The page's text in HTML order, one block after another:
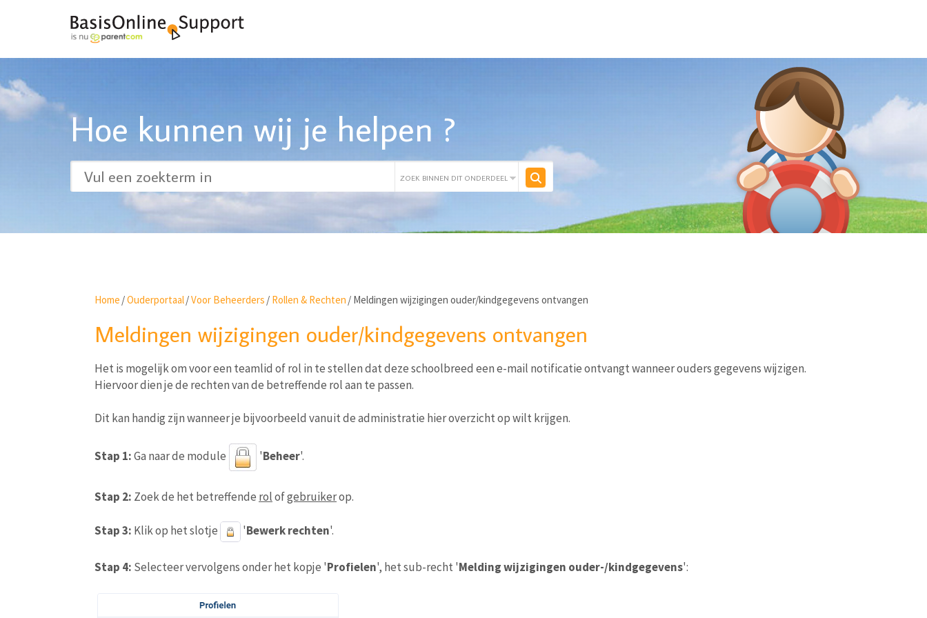
Hoe kunnen wij je helpen ?
Home /Ouderportaal/Voor Beheerders / Rollen & Rechten / Meldingen wijzigingen ouder/kindgegevens ontvangen
Meldingen wijzigingen ouder/kindgegevens ontvangen
Het is mogelijk om voor een teamlid of rol in te stellen dat deze schoolbreed een e-mail notificatie ontvangt wanneer ouders gegevens wijzigen.
Hiervoor dien je de rechten van de betreffende rol aan te passen.
Dit kan handig zijn wanneer je bijvoorbeeld vanuit de administratie hier overzicht op wilt krijgen.
Stap 1:Ga naar de module 'Beheer'.
Stap 2: Zoek de het betreffende rolofgebruikerop.
Stap 3: Klik op het slotje 'Bewerk rechten'.
Stap 4: Selecteer vervolgens onder het kopje 'Profielen', het sub-recht 'Melding wijzigingen ouder-/kindgegevens':